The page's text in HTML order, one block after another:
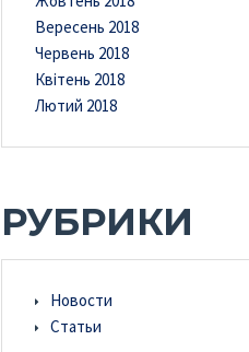
Вересень 2018
Червень 2018
Квітень 2018
Лютий 2018
РУБРИКИ
Новости
Статьи